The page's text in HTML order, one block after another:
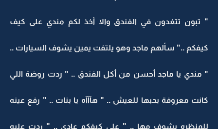
" تبون تتغدون في الفندق والا أخذ لكم مندي على كيف
كيفكم .." سألهم ماجد وهو يلتفت يمين يشوف السيارات ..
" مندي يا ماجد أحسن من أكل الفندق .. " ردت روضة اللي
كانت معروفة بحبها للعيش .. " هآآآه يا بنات .. " رفع عينه
للمنظره يشوف مها .. " على كيفكم عادي .. " ردت عليه